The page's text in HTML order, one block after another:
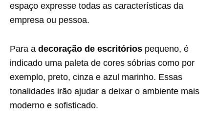
espaço expresse todas as características da
empresa ou pessoa.
Para a decoração de escritórios pequeno, é
indicado uma paleta de cores sóbrias como por
exemplo, preto, cinza e azul marinho. Essas
tonalidades irão ajudar a deixar o ambiente mais
moderno e sofisticado.